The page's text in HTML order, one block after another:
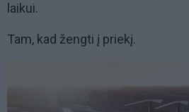
laikui.
Tam, kad žengti į priekį.